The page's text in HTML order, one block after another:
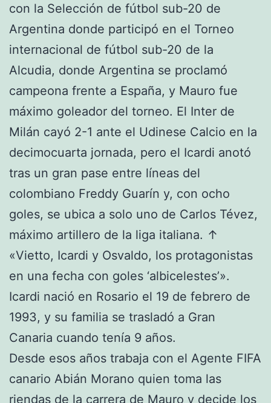
con la Selección de fútbol sub-20 de
Argentina donde participó en el Torneo
internacional de fútbol sub-20 de la
Alcudia, donde Argentina se proclamó
campeona frente a España, y Mauro fue
máximo goleador del torneo. El Inter de
Milán cayó 2-1 ante el Udinese Calcio en la
decimocuarta jornada, pero el Icardi anotó
tras un gran pase entre líneas del
colombiano Freddy Guarín y, con ocho
goles, se ubica a solo uno de Carlos Tévez,
máximo artillero de la liga italiana. ↑
«Vietto, Icardi y Osvaldo, los protagonistas
en una fecha con goles ‘albicelestes’».
Icardi nació en Rosario el 19 de febrero de
1993, y su familia se trasladó a Gran
Canaria cuando tenía 9 años.
Desde esos años trabaja con el Agente FIFA
canario Abián Morano quien toma las
riendas de la carrera de Mauro y decide los